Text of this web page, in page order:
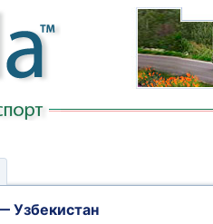
Узбекистан